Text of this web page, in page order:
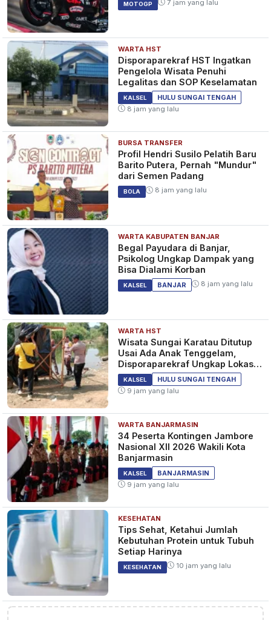
Pencarian 4 Jam, Tim Water
Rescue Temukan Jenazah
Pemuda Banjarmasin di Lok
Baintan
KALSEL 10 bulan yang lalu
BREAKING NEWS Orang
Tenggelam di Sungai Barito
Akhirnya Ditemukan
KALSEL 10 bulan yang lalu
MOTOGP 7 jam yang lalu
WARTA HST
Disporaparekraf HST Ingatkan
Pengelola Wisata Penuhi
Legalitas dan SOP Keselamatan
KALSEL
HULU SUNGAI TENGAH
8 jam yang lalu
BURSA TRANSFER
Profil Hendri Susilo Pelatih Baru
Barito Putera, Pernah "Mundur"
dari Semen Padang
BOLA 8 jam yang lalu
WARTA KABUPATEN BANJAR
Begal Payudara di Banjar,
Psikolog Ungkap Dampak yang
Bisa Dialami Korban
KALSEL BANJAR 8 jam yang lalu
WARTA HST
Wisata Sungai Karatau Ditutup
Usai Ada Anak Tenggelam,
Disporaparekraf Ungkap Lokasi
Belum Berizin
KALSEL
HULU SUNGAI TENGAH
9 jam yang lalu
WARTA BANJARMASIN
34 Peserta Kontingen Jambore
Nasional XII 2026 Wakili Kota
Banjarmasin
KALSEL
BANJARMASIN
9 jam yang lalu
KESEHATAN
Tips Sehat, Ketahui Jumlah
Kebutuhan Protein untuk Tubuh
Setiap Harinya
KESEHATAN 10 jam yang lalu